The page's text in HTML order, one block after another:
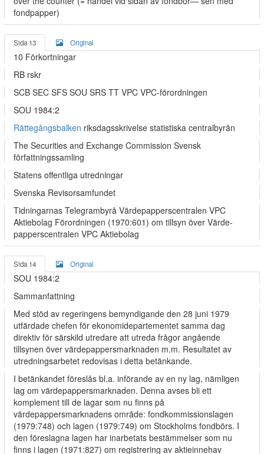
fondpapper)
Sida 13 Original
10 Förkortningar
RB rskr
SCB SEC SFS SOU SRS TT VPC VPC-förordningen
SOU 1984:2
Rättegångsbalken riksdagsskrivelse statistiska centralbyrån
The Securities and Exchange Commission Svensk
författningssamling
Statens offentliga utredningar
Svenska Revisorsamfundet
Tidningarnas Telegrambyrå Värdepapperscentralen VPC
Aktiebolag Förordningen (1970:601) om tillsyn över Värde-
papperscentralen VPC Aktiebolag
Sida 14 Original
SOU 1984:2
Sammanfattning
Med stöd av regeringens bemyndigande den 28 juni 1979
utfärdade chefen för ekonomidepartementet samma dag
direktiv för särskild utredare att utreda frågor angående
tillsynen över värdepappersmarknaden m.m. Resultatet av
utredningsarbetet redovisas i detta betänkande.
I betänkandet föreslås bl.a. införande av en ny lag, nämligen
lag om värdepappersmarknaden. Denna avses bli ett
komplement till de lagar som nu finns på
värdepappersmarknadens område: fondkommissionslagen
(1979:748) och lagen (1979:749) om Stockholms fondbörs. I
den föreslagna lagen har inarbetats bestämmelser som nu
finns i lagen (1971:827) om registrering av aktieinnehav